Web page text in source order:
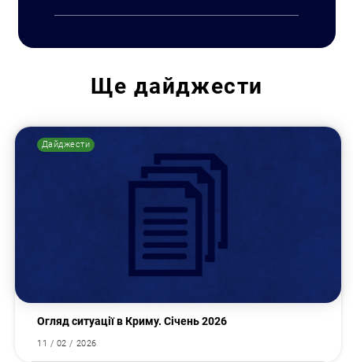
Ще дайджести
Дайджести
Огляд ситуації в Криму. Січень 2026
11 / 02 / 2026